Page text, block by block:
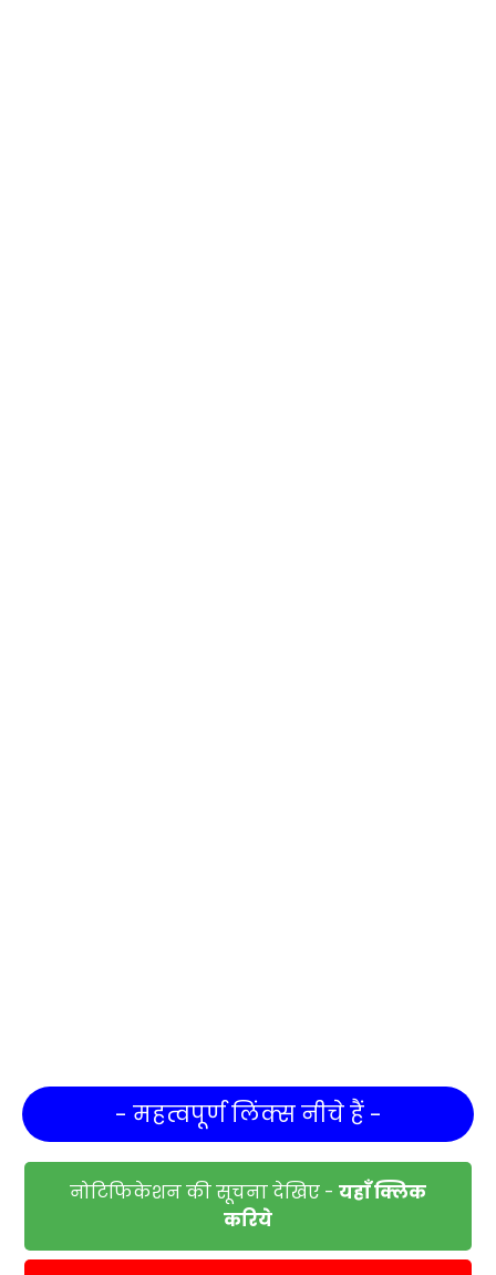
- महत्वपूर्ण लिंक्स नीचे हैं -
नोटिफिकेशन की सूचना देखिए - यहाँ क्लिक
करिये